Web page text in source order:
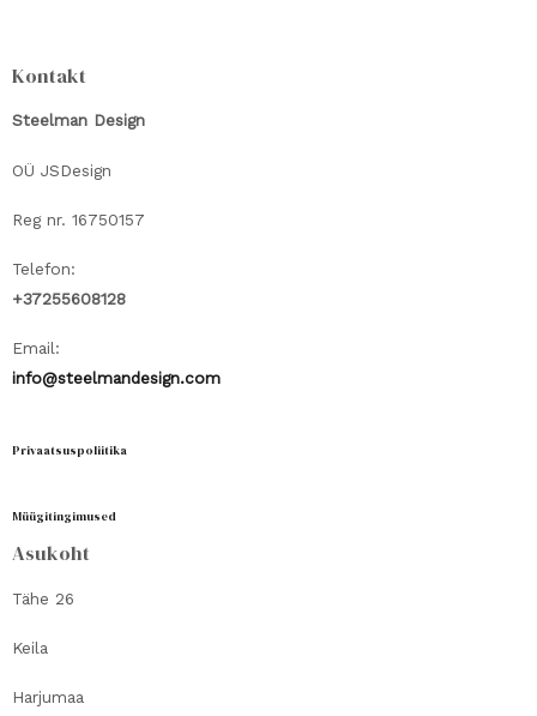
Kontakt
Steelman Design
OÜ JSDesign
Reg nr. 16750157
Telefon:
+37255608128
Email:
info@steelmandesign.com
Privaatsuspoliitika
Müügitingimused
Asukoht
Tähe 26
Keila
Harjumaa